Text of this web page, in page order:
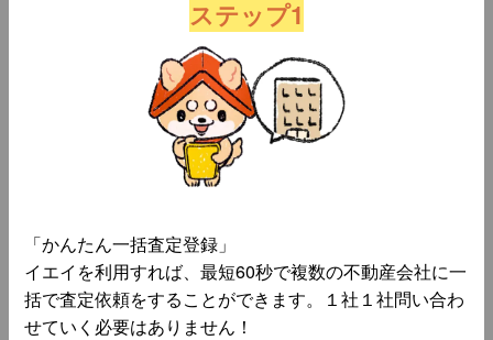
ステップ1
「かんたん一括査定登録」
イエイを利用すれば、最短60秒で複数の不動産会社に一
括で査定依頼をすることができます。１社１社問い合わ
せていく必要はありません！